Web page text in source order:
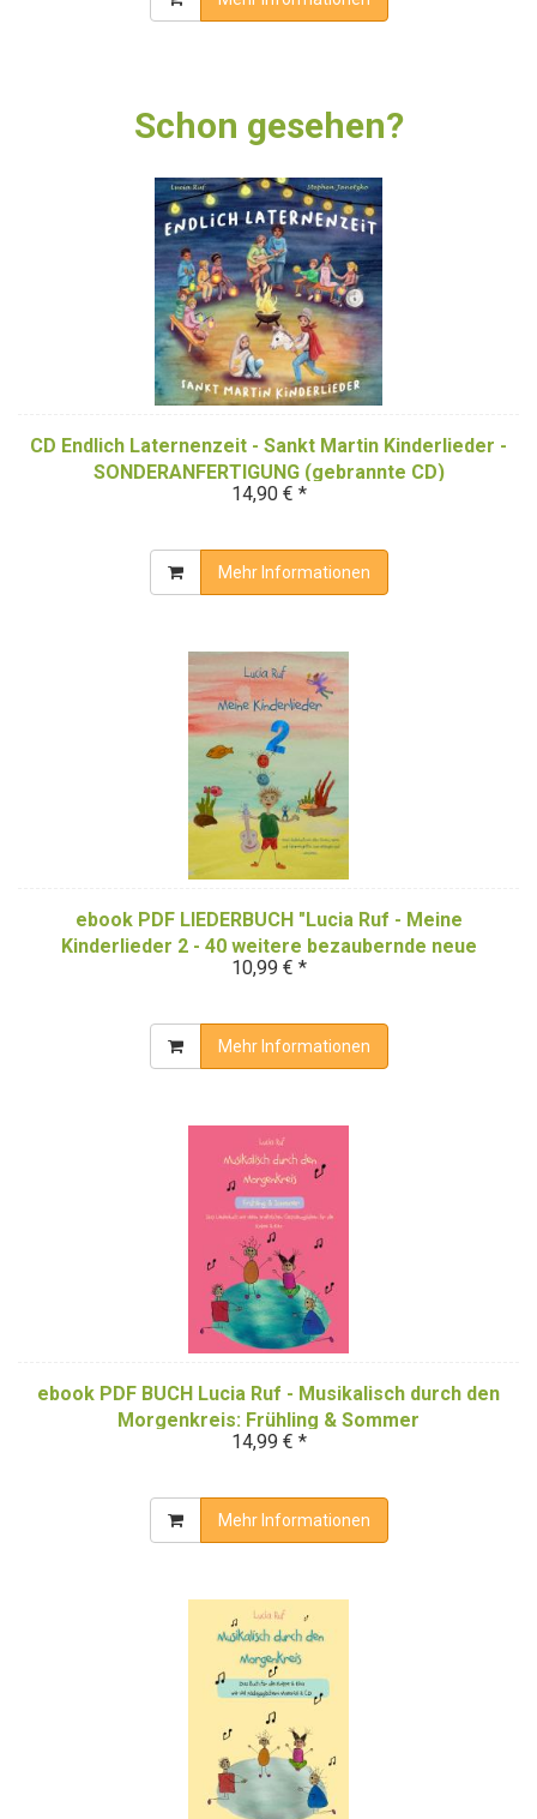
Schon gesehen?
CD Endlich Laternenzeit - Sankt Martin Kinderlieder -
SONDERANFERTIGUNG (gebrannte CD)
14,90 € *
Mehr Informationen
ebook PDF LIEDERBUCH "Lucia Ruf - Meine
Kinderlieder 2 - 40 weitere bezaubernde neue
Kinderlieder - Das Liederbuch"
10,99 € *
Mehr Informationen
ebook PDF BUCH Lucia Ruf - Musikalisch durch den
Morgenkreis: Frühling & Sommer
14,99 € *
Mehr Informationen